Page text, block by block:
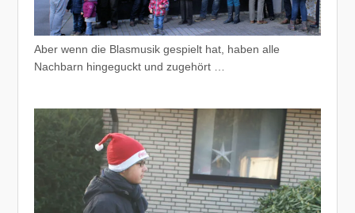
Aber wenn die Blasmusik gespielt hat, haben alle
Nachbarn hingeguckt und zugehört …